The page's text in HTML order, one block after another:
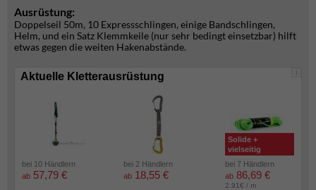
Ausrüstung:
Doppelseil 50m, 10 Expressschlingen, einige Bandschlingen,
Helm, und ein Satz Klemmkeile (nur sehr bedingt einsetzbar) hilft
etwas gegen die weiten Hakenabstände.
i
Aktuelle Kletterausrüstung
bei 10 Händlern
ab 57,79 €
bei 2 Händlern
ab 18,55 €
Solide +
vielseitig
bei 7 Händlern
ab 86,69 €
2.91€ / m